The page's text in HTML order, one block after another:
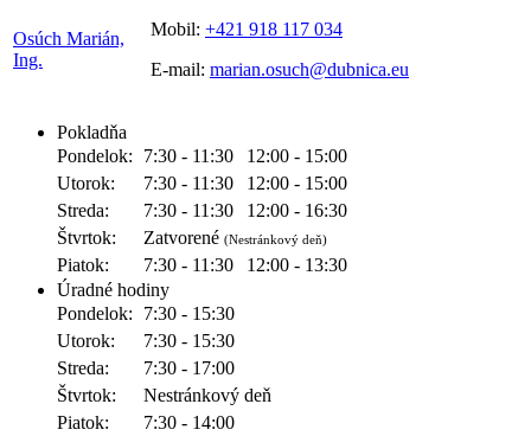
Osúch Marián,
Ing.
Mobil: +421 918 117 034
E-mail: marian.osuch@dubnica.eu
Pokladňa
Pondelok:
7:30 - 11:30
12:00 - 15:00
Utorok:
7:30 - 11:30
12:00 - 15:00
Streda:
7:30 - 11:30
12:00 - 16:30
Štvrtok:
Zatvorené (Nestránkový deň)
Piatok: 7:30 - 11:30
12:00 - 13:30
Úradné hodiny
Pondelok:
7:30 - 15:30
Utorok:
7:30 - 15:30
Streda:
7:30 - 17:00
Štvrtok:
Nestránkový deň
Piatok:
7:30 - 14:00